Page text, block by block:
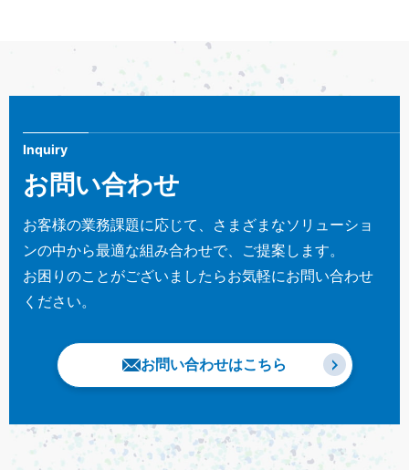
Inquiry
お問い合わせ
お客様の業務課題に応じて、さまざまなソリューショ
ンの中から最適な組み合わせで、ご提案します。
お困りのことがございましたらお気軽にお問い合わせ
ください。
お問い合わせはこちら